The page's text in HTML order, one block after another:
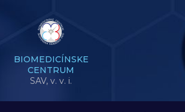
BIOMEDICÍNSKE
CENTRUM
SAV, v. v. i.